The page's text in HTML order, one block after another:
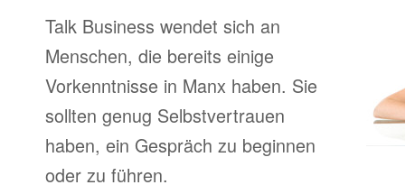
Talk Business wendet sich an
Menschen, die bereits einige
Vorkenntnisse in Manx haben. Sie
sollten genug Selbstvertrauen
haben, ein Gespräch zu beginnen
oder zu führen.